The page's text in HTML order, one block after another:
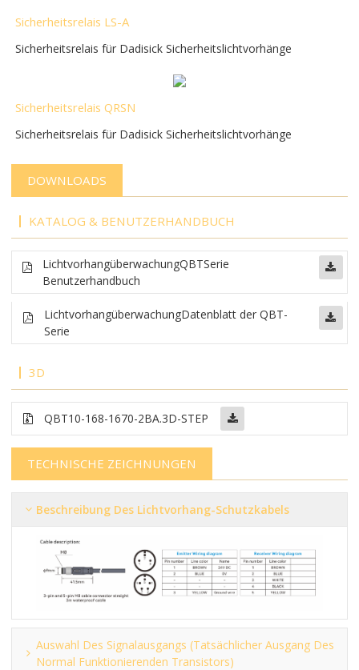
Sicherheitsrelais LS-A
Sicherheitsrelais für Dadisick Sicherheitslichtvorhänge
Sicherheitsrelais QRSN
Sicherheitsrelais für Dadisick Sicherheitslichtvorhänge
DOWNLOADS
KATALOG & BENUTZERHANDBUCH
LichtvorhangüberwachungQBTSerie
Benutzerhandbuch
LichtvorhangüberwachungDatenblatt der QBT-
Serie
3D
QBT10-168-1670-2BA.3D-STEP
TECHNISCHE ZEICHNUNGEN
Beschreibung Des Lichtvorhang-Schutzkabels
Auswahl Des Signalausgangs (tatsächlicher Ausgang Des
Normal Funktionierenden Transistors)